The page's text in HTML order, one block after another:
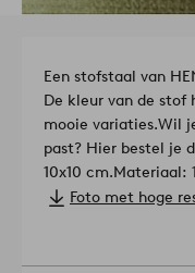
Een stofstaal van
De kleur van de
mooie variaties.Wil
past? Hier bestel je
10x10 cm.Materiaal:
Slijtvastheid:
Foto met hoge